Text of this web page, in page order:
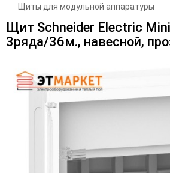
Щиты для модульной аппаратуры
Щит Schneider Electric
3ряда/36м., навесной,